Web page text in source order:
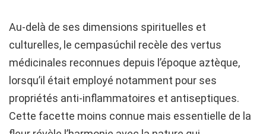
Au-delà de ses dimensions spirituelles et
culturelles, le cempasúchil recèle des vertus
médicinales reconnues depuis l’époque aztèque,
lorsqu’il était employé notamment pour ses
propriétés anti-inflammatoires et antiseptiques.
Cette facette moins connue mais essentielle de la